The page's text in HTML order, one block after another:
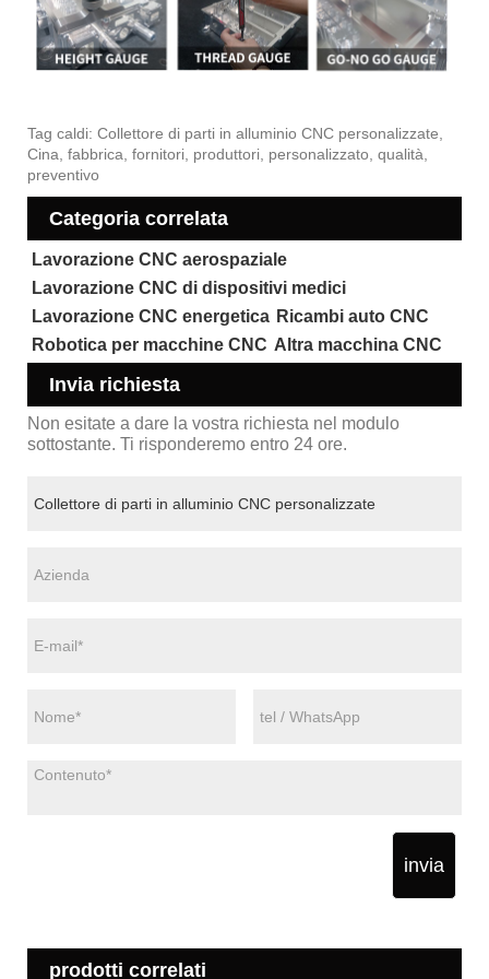
Tag caldi: Collettore di parti in alluminio CNC personalizzate,
Cina, fabbrica, fornitori, produttori, personalizzato, qualità,
preventivo
Categoria correlata
Lavorazione CNC aerospaziale
Lavorazione CNC di dispositivi medici
Lavorazione CNC energetica Ricambi auto CNC
Robotica per macchine CNC Altra macchina CNC
Invia richiesta
Non esitate a dare la vostra richiesta nel modulo
sottostante. Ti risponderemo entro 24 ore.
invia
prodotti correlati